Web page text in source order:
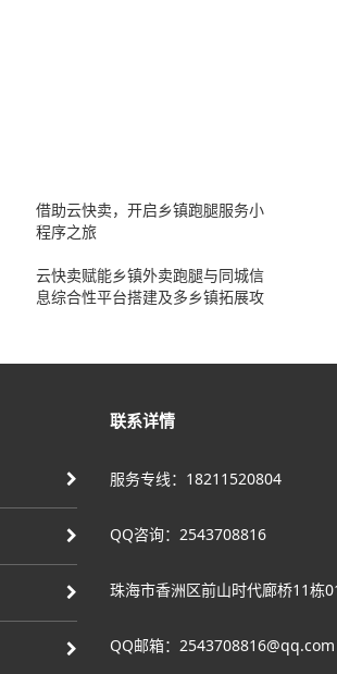
借助云快卖，开启乡镇跑腿服务小
程序之旅
云快卖赋能乡镇外卖跑腿与同城信
息综合性平台搭建及多乡镇拓展攻
联系详情
服务专线：18211520804
QQ咨询：2543708816
珠海市香洲区前山时代廊桥11栋
QQ邮箱：2543708816@qq.com